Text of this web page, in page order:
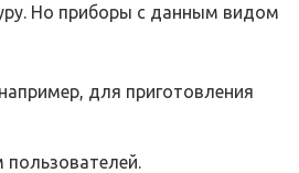
Но приборы с данным видом
для приготовления